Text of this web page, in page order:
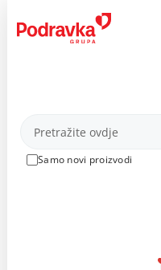
content
Proizvodi
Samo novi proizvodi